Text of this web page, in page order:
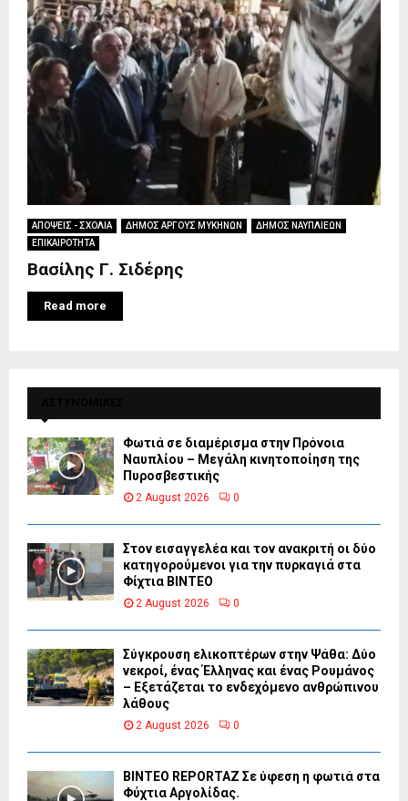
ΑΠΟΨΕΙΣ - ΣΧΟΛΙΑ ΔΗΜΟΣ ΑΡΓΟΥΣ ΜΥΚΗΝΩΝ
ΔΗΜΟΣ ΝΑΥΠΛΙΕΩΝ
ΕΠΙΚΑΙΡΟΤΗΤΑ
Βασίλης Γ. Σιδέρης
Read more
Φωτιά σε διαμέρισμα στην Πρόνοια
Ναυπλίου – Μεγάλη κινητοποίηση της
Πυροσβεστικής
2 August 2026 0
Στον εισαγγελέα και τον ανακριτή οι δύο
κατηγορούμενοι για την πυρκαγιά στα
Φίχτια ΒΙΝΤΕΟ
2 August 2026 0
Σύγκρουση ελικοπτέρων στην Ψάθα: Δύο
νεκροί, ένας Έλληνας και ένας Ρουμάνος
– Εξετάζεται το ενδεχόμενο ανθρώπινου
λάθους
2 August 2026 0
BINTEO REPORTAZ Σε ύφεση η φωτιά στα
Φύχτια Αργολίδας.